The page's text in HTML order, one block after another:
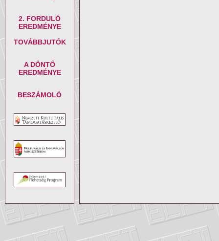
2. FORDULÓ
EREDMÉNYE
TOVÁBBJUTÓK
A DÖNTŐ
EREDMÉNYE
BESZÁMOLÓ